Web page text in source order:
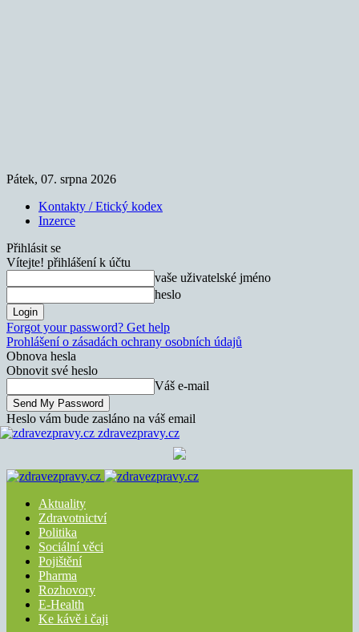
Pátek, 07. srpna 2026
Kontakty / Etický kodex
Inzerce
Přihlásit se
Vítejte! přihlášení k účtu
vaše uživatelské jméno
heslo
Forgot your password? Get help
Prohlášení o zásadách ochrany osobních údajů
Obnova hesla
Obnovit své heslo
Váš e-mail
Heslo vám bude zasláno na váš email
zdravezpravy.cz
Aktuality
Zdravotnictví
Politika
Sociální věci
Pojištění
Pharma
Rozhovory
E-Health
Ke kávě i čaji